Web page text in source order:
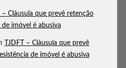
– Cláusula que prevê retenção
imóvel é abusiva
TJDFT – Cláusula que prevê
de imóvel é abusiva